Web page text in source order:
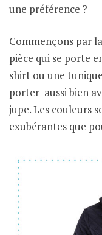
une préférence ?
Commençons par
pièce qui se porte
shirt ou une
porter aussi bien
jupe. Les couleurs
exubérantes que